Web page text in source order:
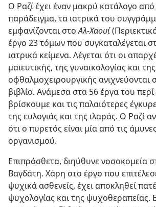
Ο Ραζί έχει έναν μακρύ κατάλογο από
παράδειγμα, τα ιατρικά του
εμφανίζονται στοΑλ‐Χαουί
έργο 23 τόμων που συγκαταλέγεται
ιατρικά κείμενα. Λέγεται ότι οι
μαιευτικής, της γυναικολογίας και της
οφθαλμοχειρουργικής ανιχνεύονται
βιβλίο. Ανάμεσα στα 56 έργα του περί
βρίσκουμε και τις παλαιότερες
της ευλογιάς και της ιλαράς. Ο Ραζί
ότι ο πυρετός είναι μία από τις
οργανισμού.
Επιπρόσθετα, διηύθυνε νοσοκομεία
Βαγδάτη. Χάρη στο έργο που
ψυχικά ασθενείς, έχει αποκληθεί
ψυχολογίας και της ψυχοθεραπείας.